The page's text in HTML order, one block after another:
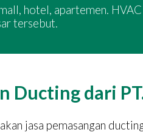
hotel, apartemen.
tersebut.
Ducting dari
jasa pemasangan